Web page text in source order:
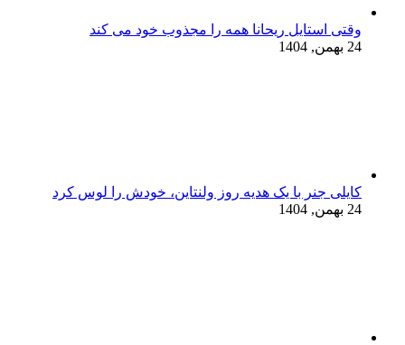
وقتی استایل ریحانا همه را مجذوب خود می‌ کند
24 بهمن, 1404
کایلی جنر با یک هدیه روز ولنتاین، خودش را لوس کرد
24 بهمن, 1404